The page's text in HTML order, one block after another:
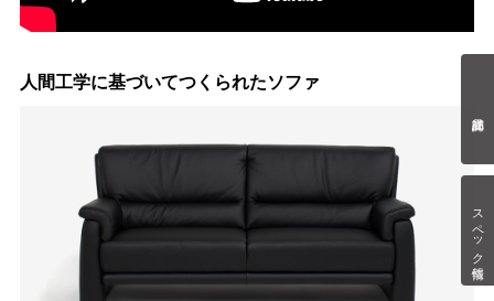
スペック情報
人間工学に基づいてつくられたソファ